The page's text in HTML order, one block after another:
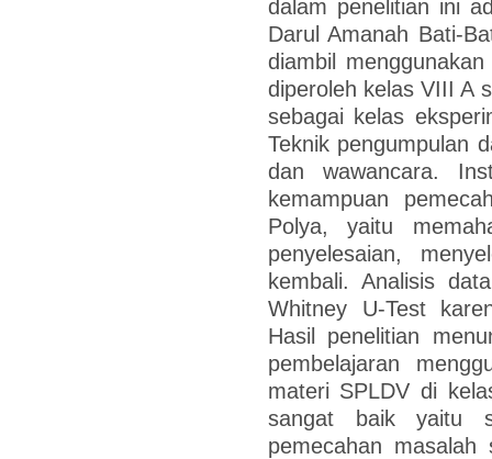
dalam penelitian ini
Darul Amanah Bati-
diambil
diperoleh kelas VIII A
sebagai kelas
Teknik pengumpulan
dan wawancara.
kemampuan
Polya, yaitu
penyelesaian,
kembali. Analisis
Whitney U-Test
Hasil penelitian
pembelajaran
materi SPLDV di
sangat baik yaitu
pemecahan